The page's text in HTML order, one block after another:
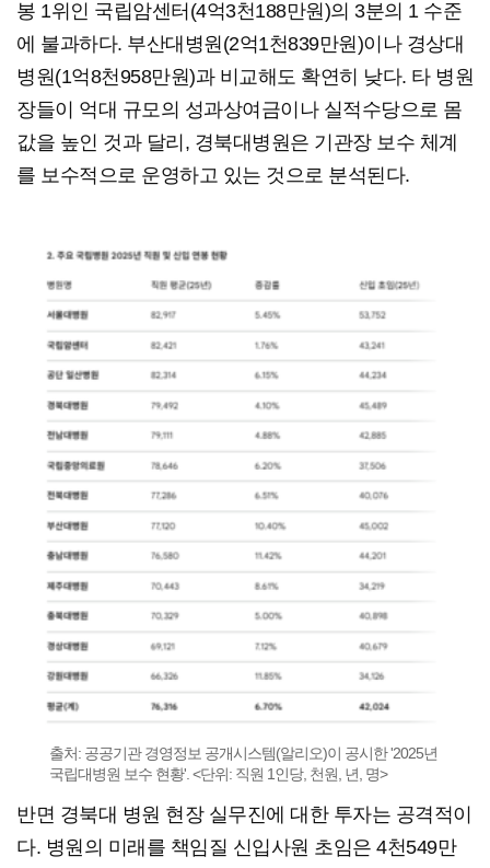
봉 1위인 국립암센터(4억3천188만원)의 3분의 1 수준
에 불과하다. 부산대병원(2억1천839만원)이나 경상대
병원(1억8천958만원)과 비교해도 확연히 낮다. 타 병원
장들이 억대 규모의 성과상여금이나 실적수당으로 몸
값을 높인 것과 달리, 경북대병원은 기관장 보수 체계
를 보수적으로 운영하고 있는 것으로 분석된다.
출처: 공공기관 경영정보 공개시스템(알리오)이 공시한 '2025년
국립대병원 보수 현황'. <단위: 직원 1인당, 천원, 년, 명>
반면 경북대 병원 현장 실무진에 대한 투자는 공격적이
다. 병원의 미래를 책임질 신입사원 초임은 4천549만